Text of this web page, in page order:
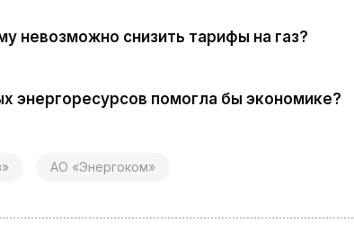
невозможно снизить тарифы на газ?
энергоресурсов помогла бы экономике?
АО «Энергоком»